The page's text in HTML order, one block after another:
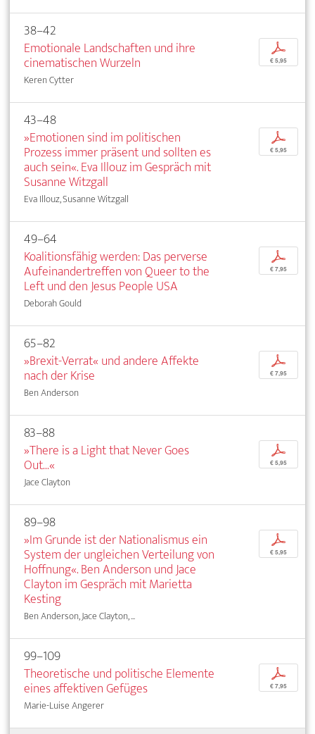
38–42
Emotionale Landschaften und ihre
cinematischen Wurzeln
Keren Cytter
p
€ 5,95
43–48
»Emotionen sind im politischen
Prozess immer präsent und sollten es
auch sein«. Eva Illouz im Gespräch mit
Susanne Witzgall
Eva Illouz, Susanne Witzgall
p
€ 5,95
49–64
Koalitionsfähig werden: Das perverse
Aufeinandertreffen von Queer to the
Left und den Jesus People USA
Deborah Gould
p
€ 7,95
65–82
»Brexit-Verrat« und andere Affekte
nach der Krise
Ben Anderson
p
€ 7,95
83–88
»There is a Light that Never Goes
Out...«
Jace Clayton
p
€ 5,95
89–98
»Im Grunde ist der Nationalismus ein
System der ungleichen Verteilung von
Hoffnung«. Ben Anderson und Jace
Clayton im Gespräch mit Marietta
Kesting
Ben Anderson, Jace Clayton, ...
p
€ 5,95
99–109
Theoretische und politische Elemente
eines affektiven Gefüges
Marie-Luise Angerer
p
€ 7,95